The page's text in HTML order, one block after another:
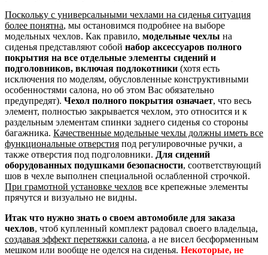
Поскольку с универсальными чехлами на сиденья ситуация
более понятна, мы остановимся подробнее на выборе
модельных чехлов. Как правило, модельные чехлы на
сиденья представляют собой набор аксессуаров полного
покрытия на все отдельные элементы сидений и
подголовников, включая подлокотники (хотя есть
исключения по моделям, обусловленные конструктивными
особенностями салона, но об этом Вас обязательно
предупредят). Чехол полного покрытия означает, что весь
элемент, полностью закрывается чехлом, это относится и к
раздельным элементам спинки заднего сиденья со стороны
багажника. Качественные модельные чехлы должны иметь все
функциональные отверстия под регулировочные ручки, а
также отверстия под подголовники. Для сидений
оборудованных подушками безопасности, соответствующий
шов в чехле выполнен специальной ослабленной строчкой.
При грамотной установке чехлов все крепежные элементы
прячутся и визуально не видны.
Итак что нужно знать о своем автомобиле для заказа
чехлов, чтоб купленный комплект радовал своего владельца,
создавая эффект перетяжки салона, а не висел бесформенным
мешком или вообще не оделся на сиденья. Некоторые, не